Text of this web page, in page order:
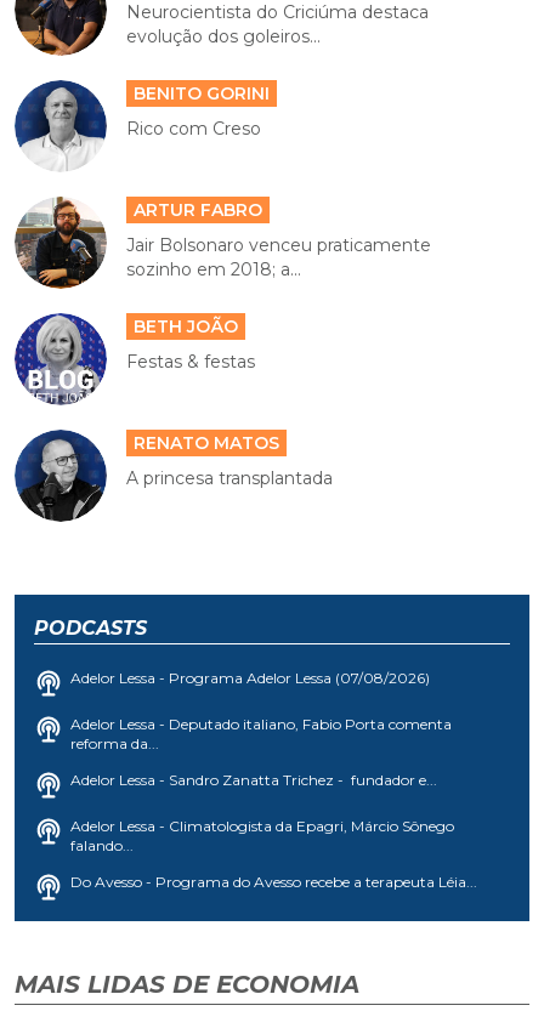
Neurocientista do Criciúma destaca
evolução dos goleiros...
BENITO GORINI
Rico com Creso
ARTUR FABRO
Jair Bolsonaro venceu praticamente
sozinho em 2018; a...
BETH JOÃO
Festas & festas
RENATO MATOS
A princesa transplantada
PODCASTS
Adelor Lessa - Programa Adelor Lessa (07/08/2026)
Adelor Lessa - Deputado italiano, Fabio Porta comenta
reforma da...
Adelor Lessa - Sandro Zanatta Trichez - fundador e...
Adelor Lessa - Climatologista da Epagri, Márcio Sônego
falando...
Do Avesso - Programa do Avesso recebe a terapeuta Léia...
MAIS LIDAS DE ECONOMIA